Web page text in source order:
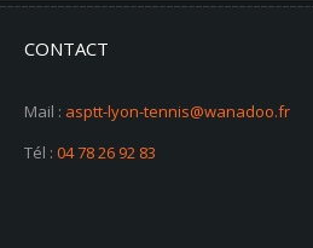
CONTACT
Mail : asptt-lyon-tennis@wanadoo.fr
Tél : 04 78 26 92 83